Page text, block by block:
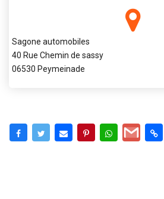
Sagone automobiles
40 Rue Chemin de sassy
06530 Peymeinade